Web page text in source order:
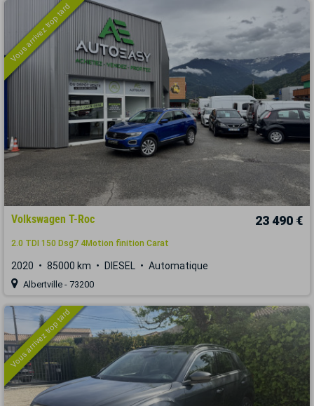
Vous arrivez trop tard
Volkswagen T-Roc 23 490 €
2.0 TDI 150 Dsg7 4Motion finition Carat
2020 85000 km DIESEL Automatique
Albertville - 73200
Vous arrivez trop tard